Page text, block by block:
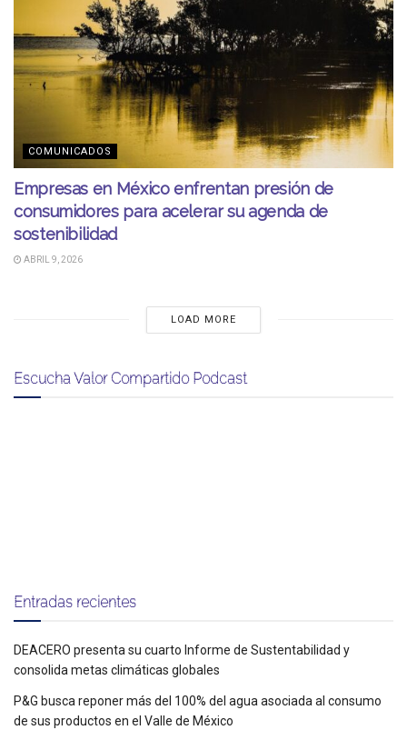
COMUNICADOS
Empresas en México enfrentan presión de
consumidores para acelerar su agenda de
sostenibilidad
ABRIL 9, 2026
LOAD MORE
Escucha Valor Compartido Podcast
Entradas recientes
DEACERO presenta su cuarto Informe de Sustentabilidad y
consolida metas climáticas globales
P&G busca reponer más del 100% del agua asociada al consumo
de sus productos en el Valle de México